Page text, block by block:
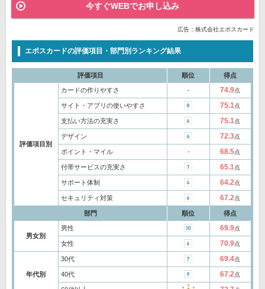
今すぐWEBでお申し込み
広告：株式会社エポスカード
エポスカードの評価項目・部門別ランキング結果
評価項目 順位 得点
評価項目別
カードの作りやすさ ‐ 74.9点
サイト・アプリの使いやすさ 75.1点
支払い方法の充実さ 75.1点
デザイン 72.3点
ポイント・マイル ‐ 68.5点
付帯サービスの充実さ 65.1点
サポート体制 64.2点
セキュリティ対策 67.2点
部門 順位 得点
男女別
男性 69.9点
女性 70.9点
年代別
30代 69.4点
40代 67.2点